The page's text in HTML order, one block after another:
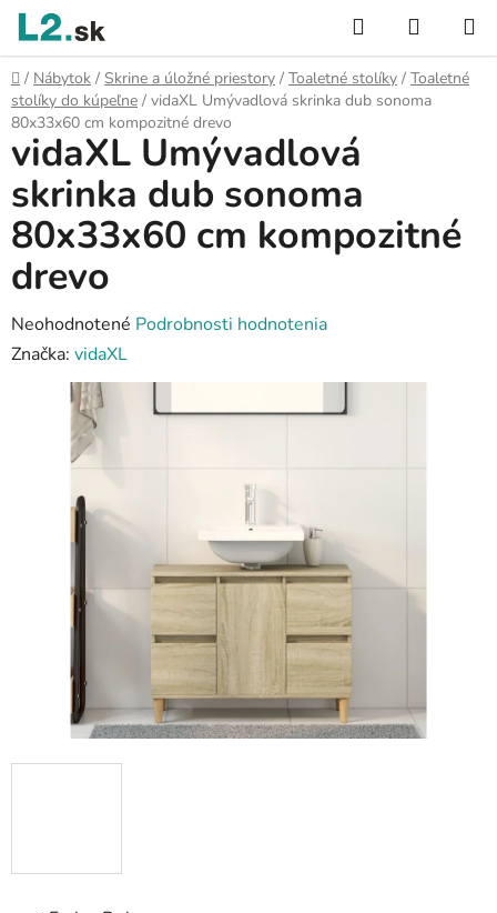
Prejsť
obsah
Hľadať
KOŠÍK
Domov
/ Nábytok / Skrine a úložné priestory / Toaletné stolíky / Toaletné
stolíky do kúpeľne / vidaXL Umývadlová skrinka dub sonoma
80x33x60 cm kompozitné drevo
vidaXL Umývadlová
skrinka dub sonoma
80x33x60 cm kompozitné
drevo
Priemerné
hodnotenie
produktu
hviezdičiek.
Neohodnotené Podrobnosti hodnotenia
Značka: vidaXL